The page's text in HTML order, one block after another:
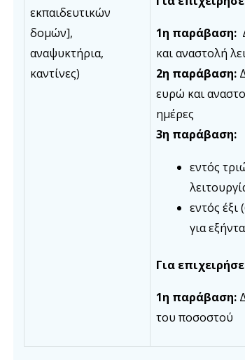
εκπαιδευτικών
δομών],
αναψυκτήρια,
καντίνες)
1η παράβαση:
και αναστολή
2η παράβαση:
ευρώ και
ημέρες
3η παράβαση:
εντός
εντός
για
Για
1η παράβαση:
του ποσοστού